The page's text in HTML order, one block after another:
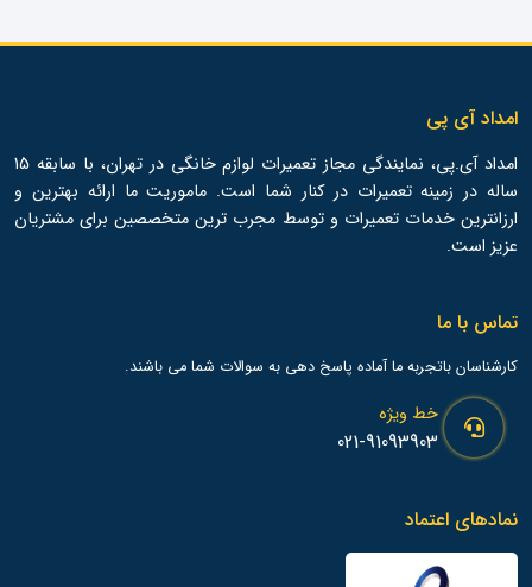
امداد آی پی
امداد آی.پی، نمایندگی مجاز تعمیرات لوازم خانگی در تهران، با سابقه 15
ساله در زمینه تعمیرات در کنار شما است. ماموریت ما ارائه بهترین و
ارزانترین خدمات تعمیرات و توسط مجرب ترین متخصصین برای مشتریان
عزیز است.
تماس با ما
کارشناسان باتجربه ما آماده پاسخ دهی به سوالات شما می باشند.
خط ویژه
021-91093903
نمادهای اعتماد